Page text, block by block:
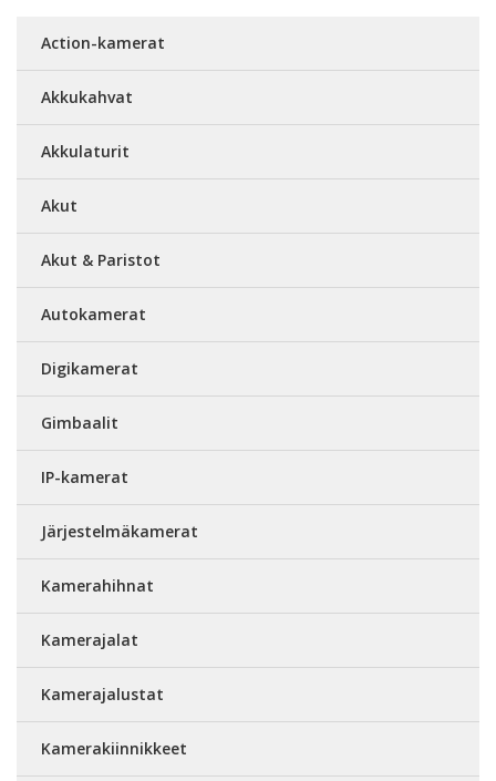
Action-kamerat
Akkukahvat
Akkulaturit
Akut
Akut & Paristot
Autokamerat
Digikamerat
Gimbaalit
IP-kamerat
Järjestelmäkamerat
Kamerahihnat
Kamerajalat
Kamerajalustat
Kamerakiinnikkeet